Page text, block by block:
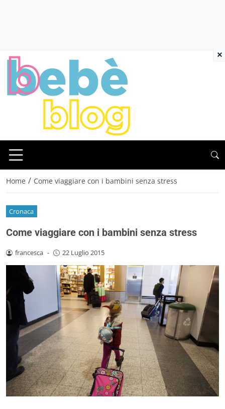
Home / Come viaggiare con i bambini senza stress
Cronaca
Come viaggiare con i bambini senza stress
francesca - 22 Luglio 2015
×